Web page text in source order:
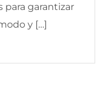
para garantizar
y […]